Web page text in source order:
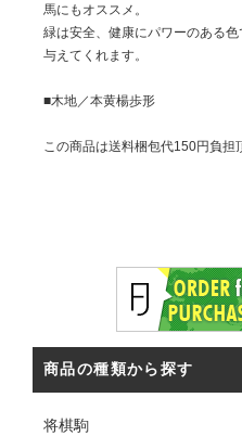
馬にもオススメ。
緑は安全、健康にパワーのある
与えてくれます。
■木地／本黄楊歩形
この商品は送料梱包代150円負担
商品の種類から探す
将棋駒